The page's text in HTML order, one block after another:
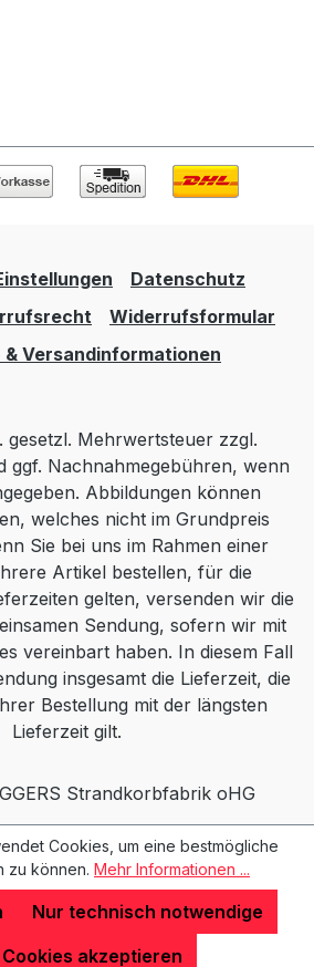
Datenschutz
Widerrufsformular
& Versandinformationen
gesetzl. Mehrwertsteuer zzgl.
ggf. Nachnahmegebühren, wenn
Abbildungen können
welches nicht im Grundpreis
Sie bei uns im Rahmen einer
Artikel bestellen, für die
gelten, versenden wir die
Sendung, sofern wir mit
vereinbart haben. In diesem Fall
insgesamt die Lieferzeit, die
Bestellung mit der längsten
Lieferzeit gilt.
Strandkorbfabrik oHG
Cookies, um eine bestmögliche
zu können. Mehr Informationen ...
Nur technisch notwendige
akzeptieren